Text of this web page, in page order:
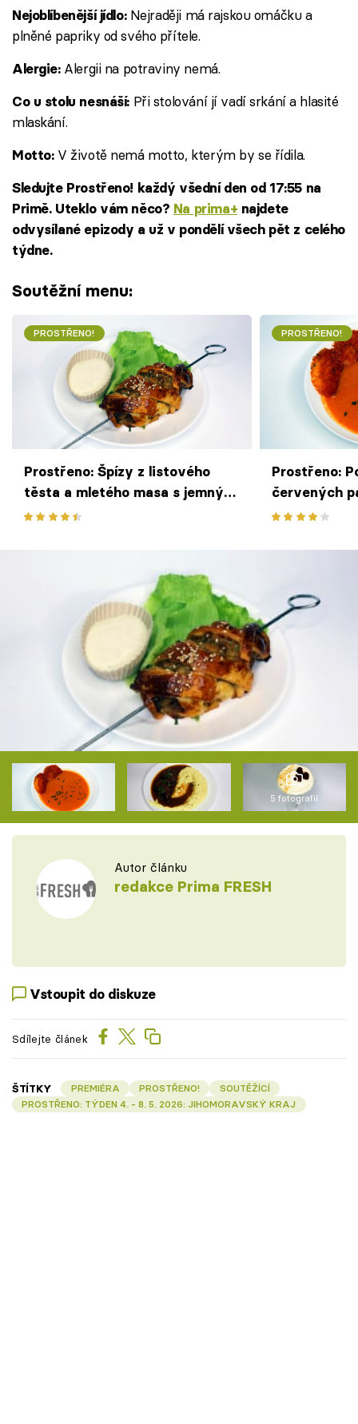
Nejoblíbenější jídlo: Nejraději má rajskou omáčku a
plněné papriky od svého přítele.
Alergie: Alergii na potraviny nemá.
Co u stolu nesnáší:Při stolování jí vadí srkání a hlasité
mlaskání.
Motto: V životě nemá motto, kterým by se řídila.
Sledujte Prostřeno! každý všední den od 17:55 na
Primě. Uteklo vám něco? Na prima+ najdete
odvysílané epizody a už v pondělí všech pět z celého
týdne.
Soutěžní menu:
PROSTŘENO!
Prostřeno: Špízy z listového
těsta a mletého masa s jemným
dipem
PROSTŘENO!
Prostřeno:
červených
chipsem
5 fotografií
Autor článku
redakce Prima FRESH
Vstoupit do diskuze
Sdílejte článek
ŠTÍTKY PREMIÉRA PROSTŘENO!
SOUTĚŽÍCÍ
PROSTŘENO: TÝDEN 4. - 8. 5. 2026: JIHOMORAVSKÝ KRAJ